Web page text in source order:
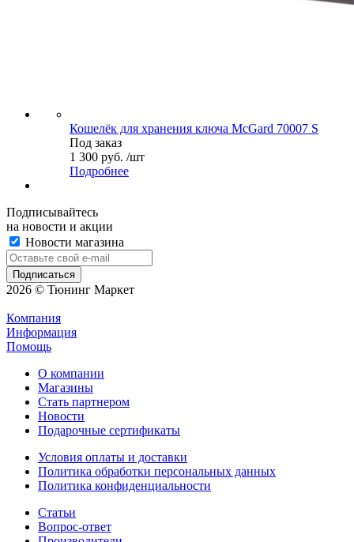
Кошелёк для хранения ключа McGard 70007 S
Под заказ
1 300 руб. /шт
Подробнее
Подписывайтесь
на новости и акции
Новости магазина
2026 © Тюнинг Маркет
Компания
Информация
Помощь
О компании
Магазины
Стать партнером
Новости
Подарочные сертификаты
Условия оплаты и доставки
Политика обработки персональных данных
Политика конфиденциальности
Статьи
Вопрос-ответ